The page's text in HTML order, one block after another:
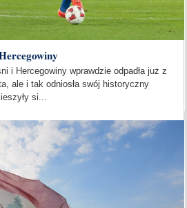
i Hercegowiny wprawdzie odpadła już z
ale i tak odniosła swój historyczny
si...